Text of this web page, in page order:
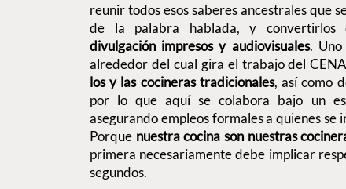
reunir todos esos saberes ancestrales que
de la palabra hablada, y
divulgación impresos y audiovisuales. Uno
alrededor del cual gira el trabajo del
los y las cocineras tradicionales, así como
por lo que aquí se colabora bajo un
asegurando empleos formales a quienes se
Porque nuestra cocina son nuestras
primera necesariamente debe implicar
segundos.